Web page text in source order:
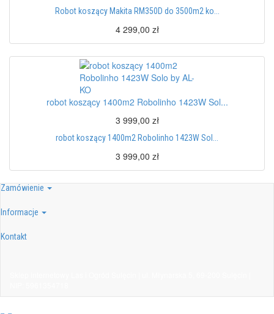
Robot koszący Makita RM350D do 3500m2 ko...
4 299,00 zł
robot koszący 1400m2 Robolinho 1423W Sol...
3 999,00 zł
robot koszący 1400m2 Robolinho 1423W Sol...
3 999,00 zł
Zamówienie
Informacje
Kontakt